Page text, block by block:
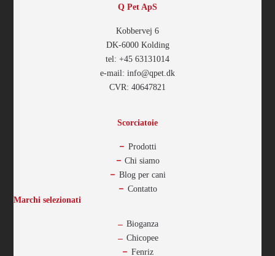
Q Pet ApS
Kobbervej 6
DK-6000 Kolding
tel: +45 63131014
e-mail: info@qpet.dk
CVR: 40647821
Scorciatoie
Prodotti
Chi siamo
Blog per cani
Contatto
Marchi selezionati
Bioganza
Chicopee
Fenriz